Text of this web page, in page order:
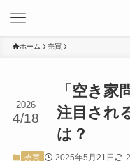
ホーム 売買
「空き家
注目され
は？
2026
4/18
売買 2025年5月21日